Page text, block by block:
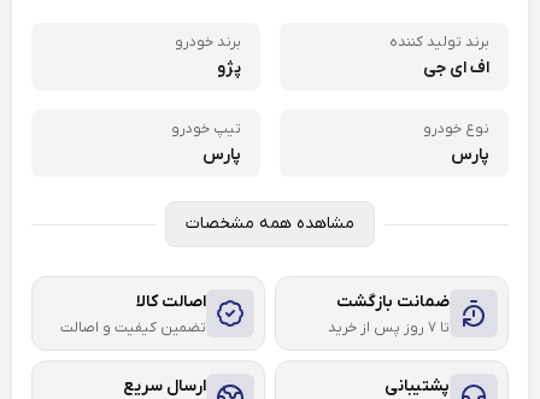
برند تولید کننده
اف ای جی
برند خودرو
پژو
نوع خودرو
پارس
تیپ خودرو
پارس
مشاهده همه مشخصات
ضمانت بازگشت
تا ۷ روز پس از خرید
اصالت کالا
تضمین کیفیت و اصالت
پشتیبانی ارسال سریع